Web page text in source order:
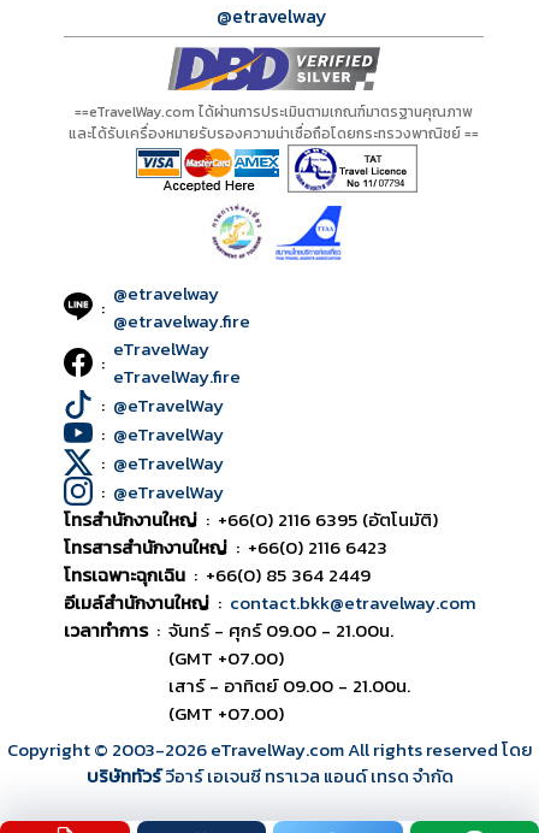
@etravelway
==eTravelWay.com ได้ผ่านการประเมินตามเกณฑ์มาตรฐานคุณภาพ
และได้รับเครื่องหมายรับรองความน่าเชื่อถือโดยกระทรวงพาณิชย์ ==
: @etravelway
@etravelway.fire
: eTravelWay
eTravelWay.fire
: @eTravelWay
: @eTravelWay
: @eTravelWay
: @eTravelWay
โทรสำนักงานใหญ่ : +66(0) 2116 6395 (อัตโนมัติ)
โทรสารสำนักงานใหญ่ : +66(0) 2116 6423
โทรเฉพาะฉุกเฉิน : +66(0) 85 364 2449
อีเมล์สำนักงานใหญ่ : contact.bkk@etravelway.com
เวลาทำการ : จันทร์ - ศุกร์ 09.00 - 21.00น.
(GMT +07.00)
เสาร์ - อาทิตย์ 09.00 - 21.00น.
(GMT +07.00)
Copyright © 2003-2026eTravelWay.com All rights reserved โดย
บริษัททัวร์วีอาร์ เอเจนซี ทราเวล แอนด์ เทรด จำกัด